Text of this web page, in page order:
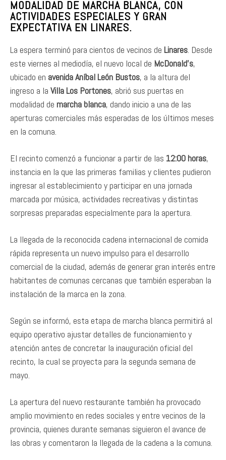
MODALIDAD DE MARCHA BLANCA, CON
ACTIVIDADES ESPECIALES Y GRAN
EXPECTATIVA EN LINARES.
La espera terminó para cientos de vecinos de Linares . Desde
este viernes al mediodía, el nuevo local de McDonald’s,
ubicado en avenida Aníbal León Bustos, a la altura del
ingreso a la Villa Los Portones, abrió sus puertas en
modalidad de marcha blanca, dando inicio a una de las
aperturas comerciales más esperadas de los últimos meses
en la comuna.
El recinto comenzó a funcionar a partir de las 12:00 horas,
instancia en la que las primeras familias y clientes pudieron
ingresar al establecimiento y participar en una jornada
marcada por música, actividades recreativas y distintas
sorpresas preparadas especialmente para la apertura.
La llegada de la reconocida cadena internacional de comida
rápida representa un nuevo impulso para el desarrollo
comercial de la ciudad, además de generar gran interés entre
habitantes de comunas cercanas que también esperaban la
instalación de la marca en la zona.
Según se informó, esta etapa de marcha blanca permitirá al
equipo operativo ajustar detalles de funcionamiento y
atención antes de concretar la inauguración oficial del
recinto, la cual se proyecta para la segunda semana de
mayo.
La apertura del nuevo restaurante también ha provocado
amplio movimiento en redes sociales y entre vecinos de la
provincia, quienes durante semanas siguieron el avance de
las obras y comentaron la llegada de la cadena a la comuna.